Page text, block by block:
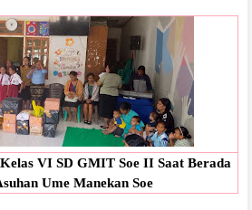
VI SD GMIT Soe II Saat Berada
Ume Manekan Soe